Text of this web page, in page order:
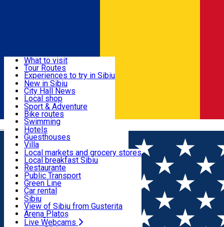
Română
Useful info
Activities & Adventure
Accommodation
Food, Drinks & Nightlife
Transport & Parking
Live Webcams
What to visit
Tour Routes
Experiences to try in Sibiu
Podcast
Culture
Museums
Churches
Parks, Zoo
County of Sibiu
New in Sibiu
City Hall News
Local shop
Sibiu artisans
Sibiul Verde
Public services
Education
How do I get to Sibiu
Tourist Info
Tour Guides
Guided tours
Publicații locale
Beauty salons
Sport & Adventure
Bike routes
Swimming
Riding
Indoor activities
Loc de joacă indoor
Loc de joacă outdoor
Ski
Ice skating
Yoga
Hotels
Guesthouses
Villa
Hostels
Motel
Camping
Renting rooms
Rooms for rent
Accommodation outside Sibiu
Local markets and grocery stores
Local breakfast Sibiu
Restaurante
Pizza
Fast Food
Coffee
Sweets
Pub, Bar
Night clubs
Bakeries
Public Transport
Green Line
Car rental
Rent a bike
Scooter rentals
Taxi
Ride Sharing
Sibiu
View of Sibiu from Gusterita
Arena Platoș
Live Webcams